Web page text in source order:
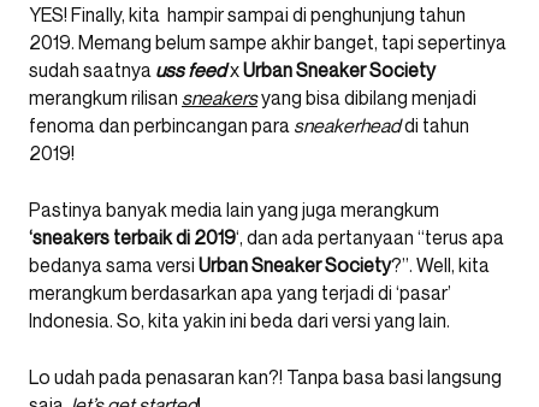
YES! Finally, kita hampir sampai di penghunjung tahun
2019. Memang belum sampe akhir banget, tapi sepertinya
sudah saatnya uss feedxUrban Sneaker Society
merangkum rilisan sneakersyang bisa dibilang menjadi
fenoma dan perbincangan para sneakerheaddi tahun
2019!
Pastinya banyak media lain yang juga merangkum
‘sneakers terbaik di 2019‘, dan ada pertanyaan “terus apa
bedanya sama versi Urban Sneaker Society?”. Well, kita
merangkum berdasarkan apa yang terjadi di ‘pasar’
Indonesia. So, kita yakin ini beda dari versi yang lain.
Lo udah pada penasaran kan?! Tanpa basa basi langsung